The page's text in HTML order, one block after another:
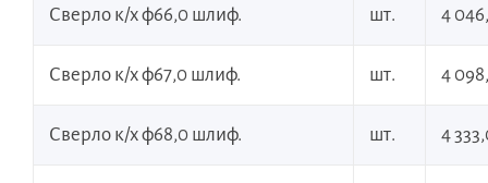
Сверло к/х ф66,0 шлиф. шт. 4
Сверло к/х ф67,0 шлиф. шт. 4
Сверло к/х ф68,0 шлиф. шт. 4